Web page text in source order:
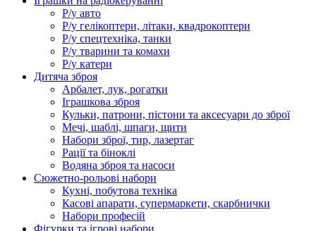
Р/у авто
Р/у гелікоптери, літаки, квадрокоптери
Р/у спецтехніка, танки
Р/у тварини та комахи
Р/у катери
Дитяча зброя
Арбалет, лук, рогатки
Іграшкова зброя
Кульки, патрони, пістони та аксесуари до зброї
Мечі, шаблі, шпаги, щити
Набори зброї, тир, лазертаг
Рації та біноклі
Водяна зброя та насоси
Сюжетно-рольові набори
Кухні, побутова техніка
Касові апарати, супермаркети, скарбнички
Набори професій
Фігурки та ігрові набори